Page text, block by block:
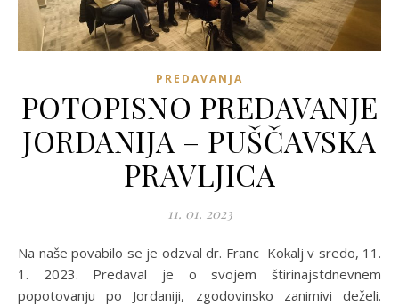
PREDAVANJA
POTOPISNO PREDAVANJE
JORDANIJA – PUŠČAVSKA
PRAVLJICA
11. 01. 2023
Na naše povabilo se je odzval dr. Franc Kokalj v sredo, 11.
1. 2023. Predaval je o svojem štirinajstdnevnem
popotovanju po Jordaniji, zgodovinsko zanimivi deželi.